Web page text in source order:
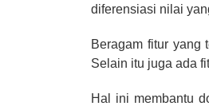
diferensiasi nilai
Beragam fitur yang
Selain itu juga ada
Hal ini membantu